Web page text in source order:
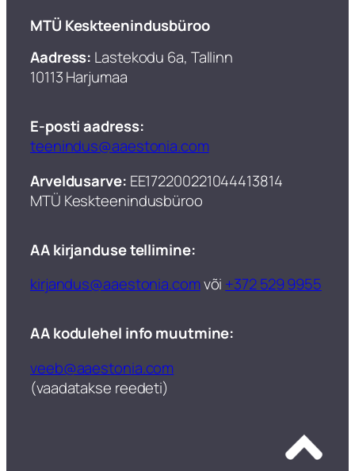
​MTÜ Keskteenindusbüroo
Aadress: Lastekodu 6a, Tallinn
10113 Harjumaa
E-posti aadress:
teenindus@aaestonia.com
Arveldusarve: EE172200221044413814
MTÜ Keskteenindusbüroo​
AA kirjanduse tellimine:
kirjandus@aaestonia.comvõi +372 529 9955
AA kodulehel info muutmine:
veeb@aaestonia.com
(vaadatakse reedeti)